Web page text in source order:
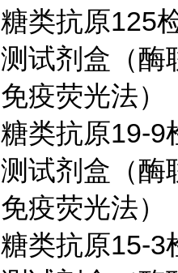
糖类抗原125
测试剂盒（酶
免疫荧光法）
糖类抗原19-9
测试剂盒（酶
免疫荧光法）
糖类抗原15-3